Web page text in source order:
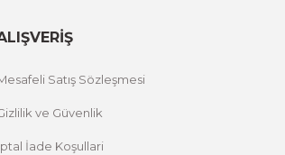
Satış Sözleşmesi
ve Güvenlik
İade Koşullari